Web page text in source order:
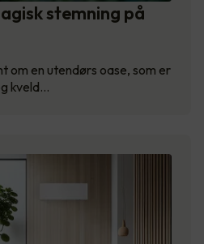
stemning på
om en utendørs oase, som er
kveld…